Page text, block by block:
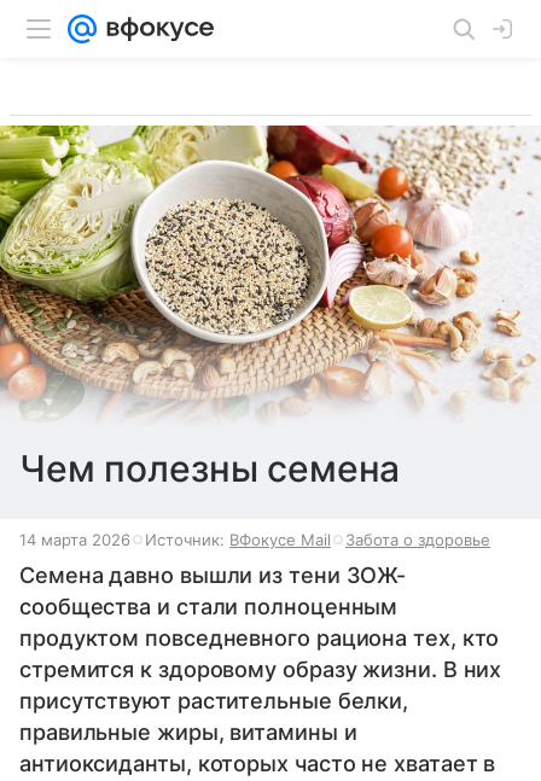
Чем полезны семена
14 марта 2026 Источник: ВФокусе Mail Забота о здоровье
Семена давно вышли из тени ЗОЖ-
сообщества и стали полноценным
продуктом повседневного рациона тех, кто
стремится к здоровому образу жизни. В них
присутствуют растительные белки,
правильные жиры, витамины и
антиоксиданты, которых часто не хватает в